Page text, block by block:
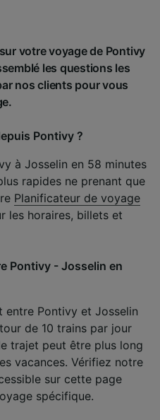
votre voyage de Pontivy
les questions les
nos clients pour vous
Pontivy ?
à Josselin en 58 minutes
rapides ne prenant que
Planificateur de voyage
les horaires, billets et
Pontivy - Josselin en
entre Pontivy et Josselin
de 10 trains par jour
trajet peut être plus long
vacances. Vérifiez notre
sur cette page
spécifique.